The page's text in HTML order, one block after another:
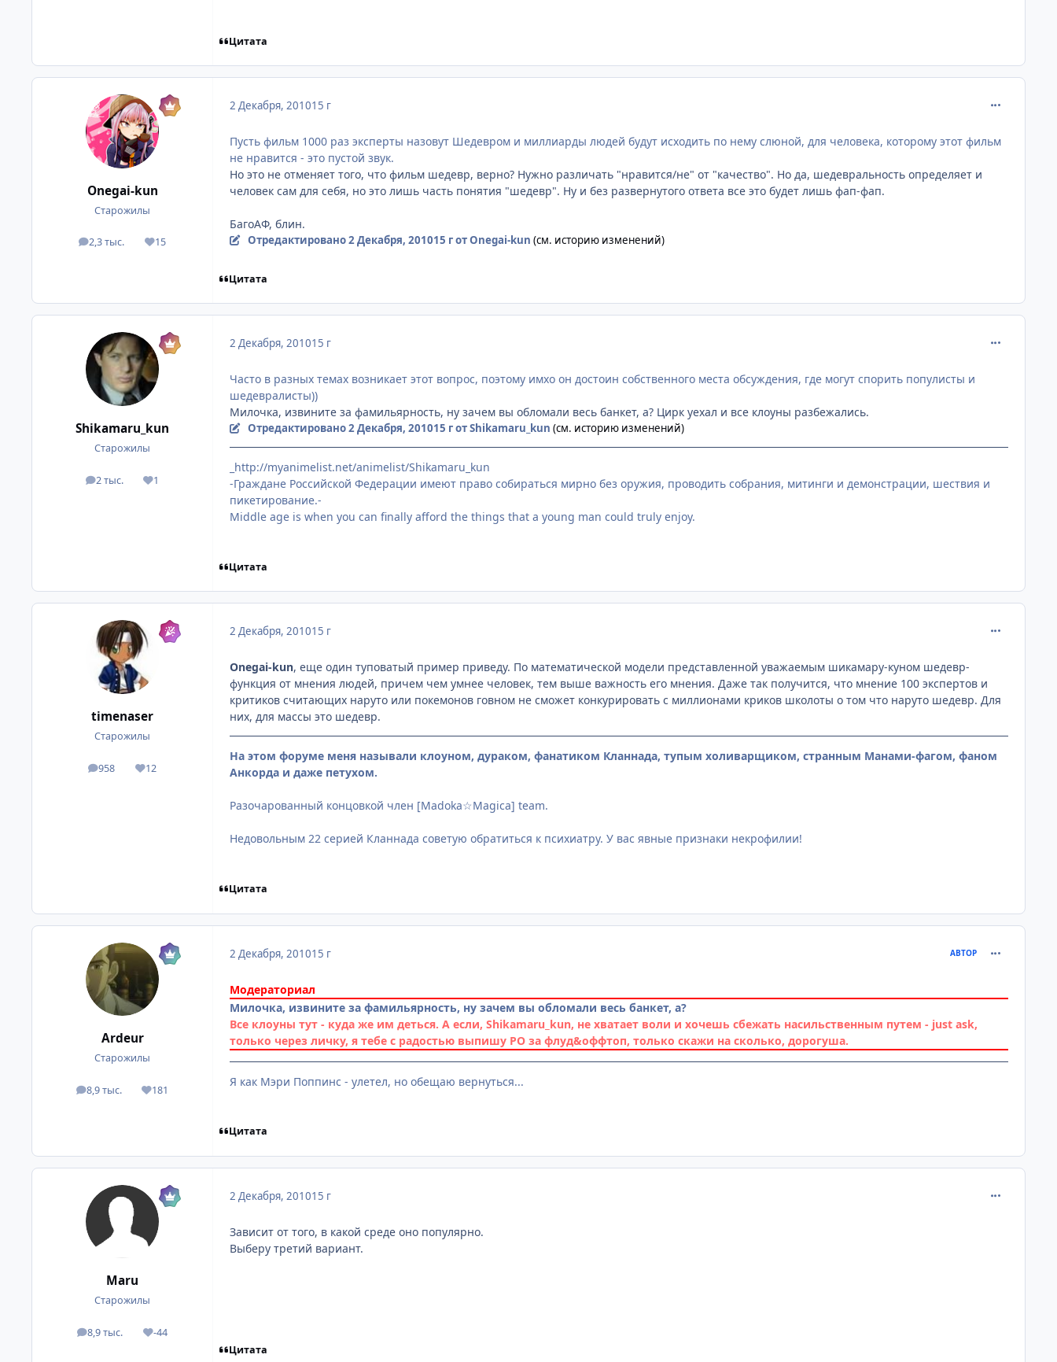
Цитата
Onegai-kun
Старожилы
2,3 тыс.
посты 15
Репутация
2 Декабря, 201015 г
Пусть фильм 1000 раз эксперты назовут Шедевром и миллиарды людей будут исходить по нему слюной, для человека, которому этот фильм
не нравится - это пустой звук.
Но это не отменяет того, что фильм шедевр, верно? Нужно различать "нравится/не" от "качество". Но да, шедевральность определяет и
человек сам для себя, но это лишь часть понятия "шедевр". Ну и без развернутого ответа все это будет лишь фап-фап.
БагоАФ, блин.
Отредактировано2 Декабря, 201015 гот Onegai-kun (см. историю изменений)
Цитата
Shikamaru_kun
Старожилы
2 тыс.
посты 1
Репутация
2 Декабря, 201015 г
Часто в разных темах возникает этот вопрос, поэтому имхо он достоин собственного места обсуждения, где могут спорить популисты и
шедевралисты))
Милочка, извините за фамильярность, ну зачем вы обломали весь банкет, а? Цирк уехал и все клоуны разбежались.
Отредактировано2 Декабря, 201015 гот Shikamaru_kun (см. историю изменений)
_http://myanimelist.net/animelist/Shikamaru_kun
-Граждане Российской Федерации имеют право собираться мирно без оружия, проводить собрания, митинги и демонстрации, шествия и
пикетирование.-
Middle age is when you can finally afford the things that a young man could truly enjoy.
Цитата
timenaser
Старожилы
958
посты 12
Репутация
2 Декабря, 201015 г
Onegai-kun, еще один туповатый пример приведу. По математической модели представленной уважаемым шикамару-куном шедевр-
функция от мнения людей, причем чем умнее человек, тем выше важность его мнения. Даже так получится, что мнение 100 экспертов и
критиков считающих наруто или покемонов говном не сможет конкурировать с миллионами криков школоты о том что наруто шедевр. Для
них, для массы это шедевр.
На этом форуме меня называли клоуном, дураком, фанатиком Кланнада, тупым холиварщиком, странным Манами-фагом, фаном
Анкорда и даже петухом.
Разочарованный концовкой член [Madoka☆Magica] team.
Недовольным 22 серией Кланнада советую обратиться к психиатру. У вас явные признаки некрофилии!
Цитата
Ardeur
Старожилы
8,9 тыс.
посты 181
Репутация
2 Декабря, 201015 г АВТОР
Модераториал
Милочка, извините за фамильярность, ну зачем вы обломали весь банкет, а?
Все клоуны тут - куда же им деться. А если, Shikamaru_kun, не хватает воли и хочешь сбежать насильственным путем - just ask,
только через личку, я тебе с радостью выпишу РО за флуд&оффтоп, только скажи на сколько, дорогуша.
Я как Мэри Поппинс - улетел, но обещаю вернуться...
Цитата
Mаru
Старожилы
8,9 тыс.
посты -44
Репутация
2 Декабря, 201015 г
Зависит от того, в какой среде оно популярно.
Выберу третий вариант.
Цитата